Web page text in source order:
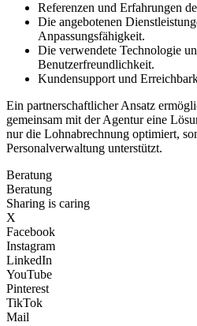
Referenzen und Erfahrungen
Die angebotenen
Anpassungsfähigkeit.
Die verwendete Technologie
Benutzerfreundlichkeit.
Kundensupport und
Ein partnerschaftlicher Ansatz
gemeinsam mit der Agentur eine
nur die Lohnabrechnung optimiert,
Personalverwaltung unterstützt.
Beratung
Beratung
Sharing is caring
X
Facebook
Instagram
LinkedIn
YouTube
Pinterest
TikTok
Mail